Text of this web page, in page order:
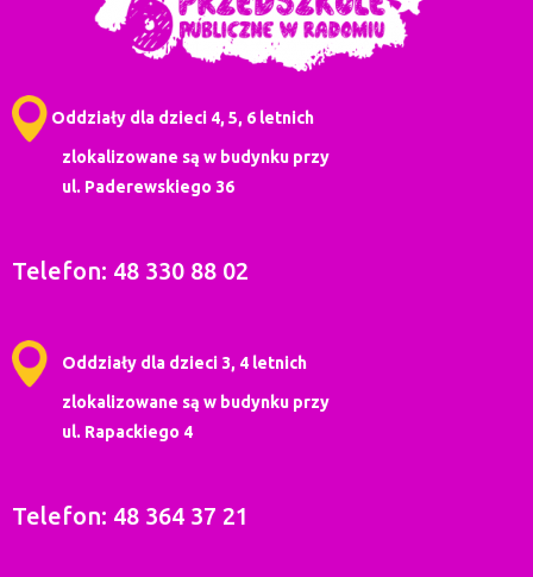
Oddziały dla dzieci 4, 5, 6 letnich
zlokalizowane są w budynku przy
ul. Paderewskiego 36
Telefon: 48 330 88 02
Oddziały dla dzieci 3, 4 letnich
zlokalizowane są w budynku przy
ul. Rapackiego 4
Telefon: 48 364 37 21